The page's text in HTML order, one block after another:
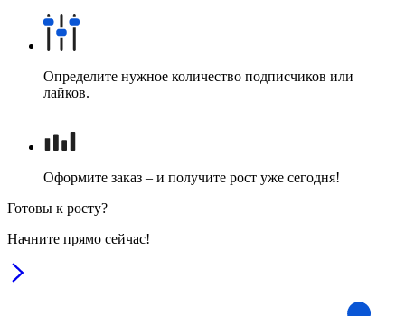
Определите нужное количество подписчиков или
лайков.
Оформите заказ – и получите рост уже сегодня!
Готовы к росту?
Начните прямо сейчас!